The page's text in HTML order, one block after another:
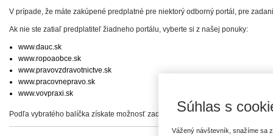
V prípade, že máte zakúpené predplatné pre niektorý odborný portál, pre
Ak nie ste zatiaľ predplatiteľ žiadneho portálu, vyberte si z našej ponuky:
www.dauc.sk
www.ropoaobce.sk
www.pravovzdravotnictve.sk
www.pracovnepravo.sk
www.vovpraxi.sk
Podľa vybratého balíčka získate možnosť zadať svoje otázky, prípadne prístup
Súhlas s
Vážený návštevník, snažíme sa